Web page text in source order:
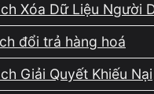
Xóa Dữ Liệu Người
đổi trả hàng hoá
Giải Quyết Khiếu Nại